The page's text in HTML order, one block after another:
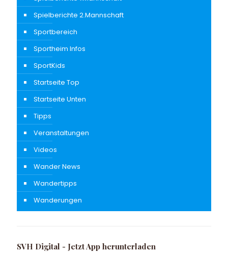
Spielberichte 2.Mannschaft
Sportbereich
Sportheim Infos
SportKids
Startseite Top
Startseite Unten
Tipps
Veranstaltungen
Videos
Wander News
Wandertipps
Wanderungen
SVH Digital - Jetzt App herunterladen